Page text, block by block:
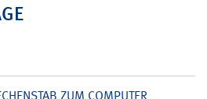
ZUM COMPUTER